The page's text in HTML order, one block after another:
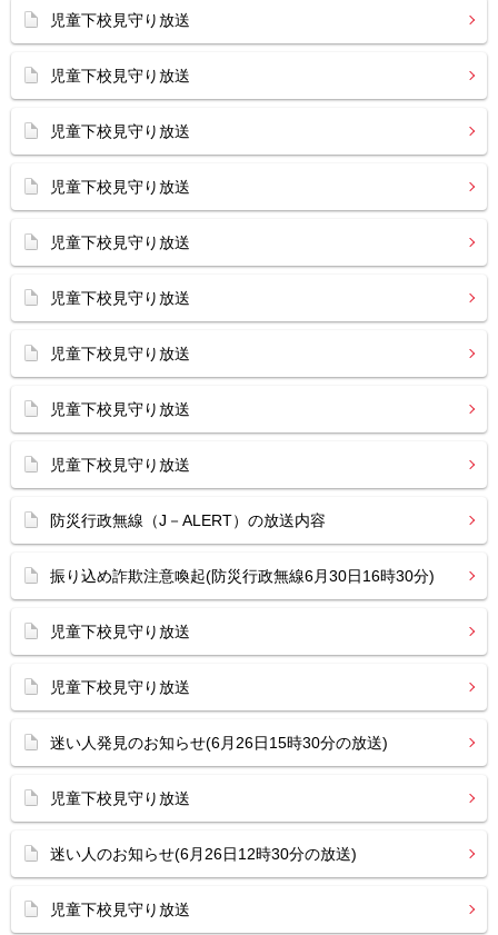
児童下校見守り放送
児童下校見守り放送
児童下校見守り放送
児童下校見守り放送
児童下校見守り放送
児童下校見守り放送
児童下校見守り放送
児童下校見守り放送
児童下校見守り放送
防災行政無線（J－ALERT）の放送内容
振り込め詐欺注意喚起(防災行政無線6月30日16時30分)
児童下校見守り放送
児童下校見守り放送
迷い人発見のお知らせ(6月26日15時30分の放送)
児童下校見守り放送
迷い人のお知らせ(6月26日12時30分の放送)
児童下校見守り放送